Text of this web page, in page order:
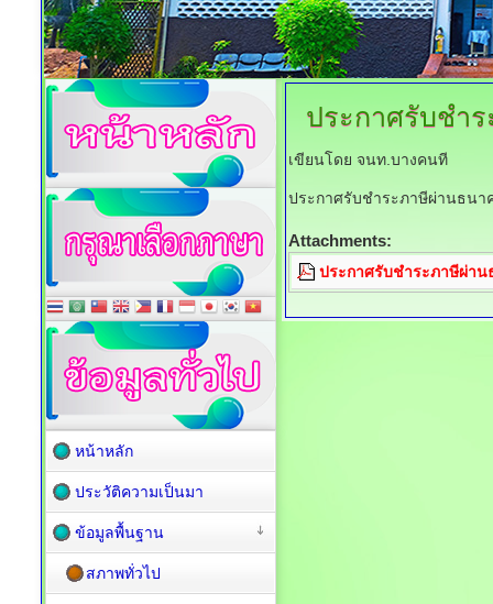
ประกาศรับชำ
เขียนโดย จนท.บางคนที
ประกาศรับชำระภาษีผ่านธนา
Attachments:
ประกาศรับชำระภาษีผ่าน
หน้าหลัก
ประวัติความเป็นมา
ข้อมูลพื้นฐาน
สภาพทั่วไป